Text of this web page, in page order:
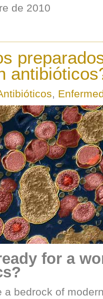
de 2010
,
for a
a bedrock of